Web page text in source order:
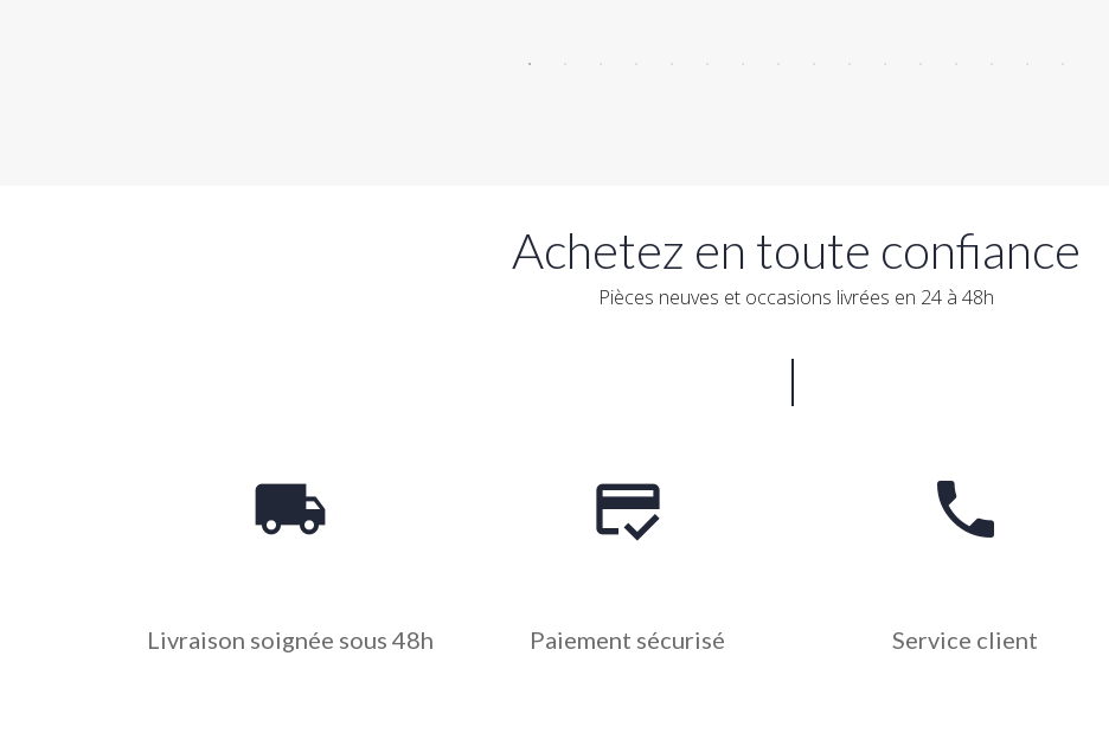
Achetez en toute confiance
Pièces neuves et occasions livrées en 24 à 48h
local_shipping
Livraison soignée sous 48h
credit_score
Paiement sécurisé
phone
Service client